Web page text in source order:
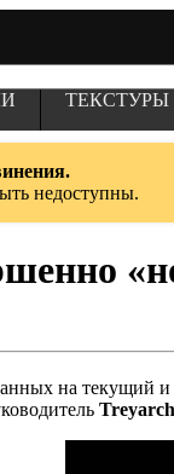
ТЕКСТУРЫ
недоступны.
на текущий
Treyarch